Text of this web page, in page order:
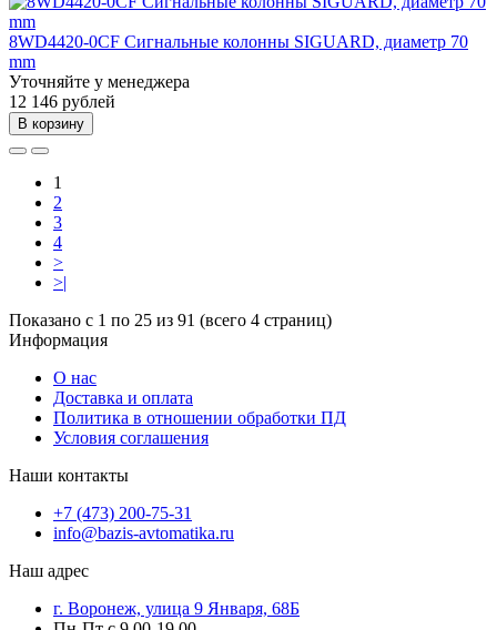
8WD4420-0CF Сигнальные колонны SIGUARD, диаметр 70
mm
Уточняйте у менеджера
12 146 рублей
В корзину
1
2
3
4
>
>|
Показано с 1 по 25 из 91 (всего 4 страниц)
Информация
О нас
Доставка и оплата
Политика в отношении обработки ПД
Условия соглашения
Наши контакты
+7 (473) 200-75-31
info@bazis-avtomatika.ru
Наш адрес
г. Воронеж, улица 9 Января, 68Б